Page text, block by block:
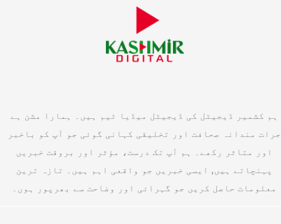
ہم کشمیر ڈیجیٹل کی ڈیجیٹل میڈیا ٹیم ہیں۔ ہمارا مشن ہے
جرات مندانہ صحافت اور تخلیقی کہانی گوئی جو آپ کو باخبر
اور متاثر رکھے۔ ہم آپ تک درست، مؤثر اور بروقت خبریں
پہنچاتے ہیں, ایسی خبریں جو واقعی اہم ہیں۔ تازہ ترین
معلومات حاصل کریں جو گہرائی اور وضاحت سے بھرپور ہوں۔